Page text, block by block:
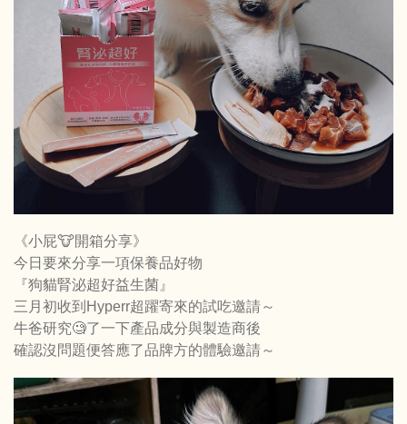
《小屁🐮開箱分享》
今日要來分享一項保養品好物
『狗貓腎泌超好益生菌』
三月初收到Hyperr超躍寄來的試吃邀請～
牛爸研究🧐了一下產品成分與製造商後
確認沒問題便答應了品牌方的體驗邀請～